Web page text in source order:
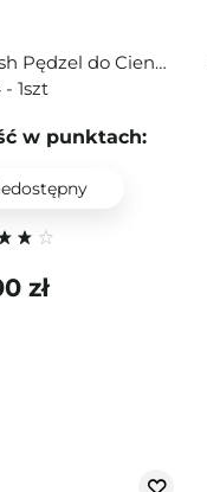
Pędzel do Cieni -
1szt
w punktach:
zł